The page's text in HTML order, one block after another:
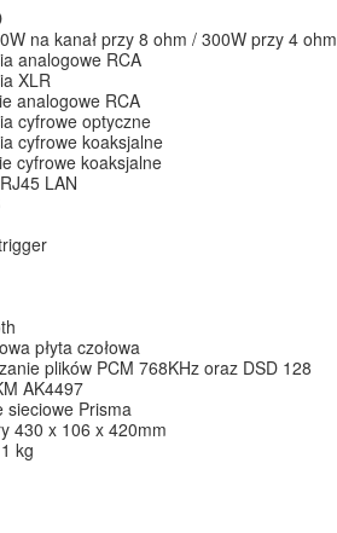
na kanał przy 8 ohm / 300W przy 4 ohm
analogowe RCA
XLR
analogowe RCA
cyfrowe optyczne
cyfrowe koaksjalne
cyfrowe koaksjalne
LAN
płyta czołowa
plików PCM 768KHz oraz DSD 128
AK4497
sieciowe Prisma
430 x 106 x 420mm
kg